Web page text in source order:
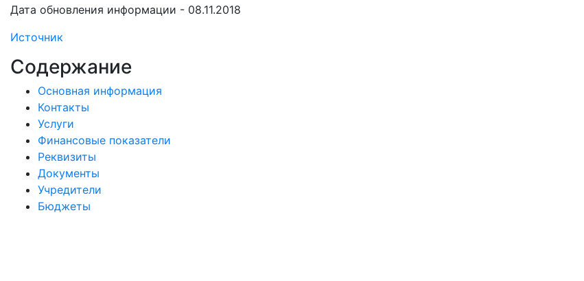
Дата обновления информации - 08.11.2018
Источник
Содержание
Основная информация
Контакты
Услуги
Финансовые показатели
Реквизиты
Документы
Учредители
Бюджеты